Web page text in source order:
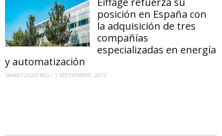
posición en España con
la adquisición de tres
compañías
especializadas en energía
y automatización
SMARTLIGHTING / 1 SEPTIEMBRE, 2025